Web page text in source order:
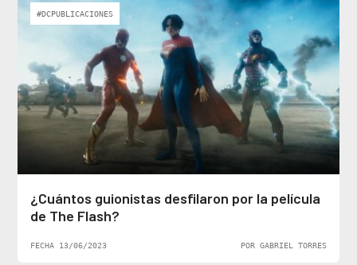
#DCPUBLICACIONES
¿Cuántos guionistas desfilaron por la película
de The Flash?
FECHA 13/06/2023 POR GABRIEL TORRES